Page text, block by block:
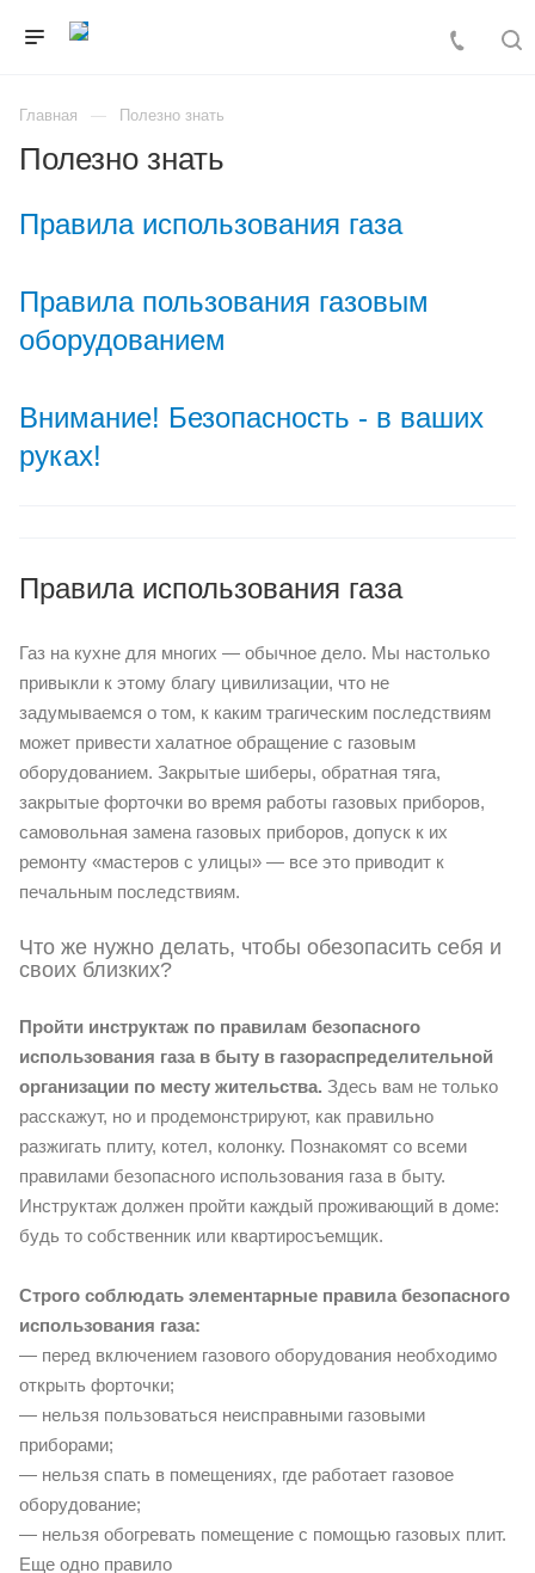
Главная Полезно знать
Полезно знать
Правила использования газа
Правила пользования газовым
оборудованием
Внимание! Безопасность - в ваших
руках!
Правила использования газа
Газ на кухне для многих — обычное дело. Мы настолько
привыкли к этому благу цивилизации, что не
задумываемся о том, к каким трагическим последствиям
может привести халатное обращение с газовым
оборудованием. Закрытые шиберы, обратная тяга,
закрытые форточки во время работы газовых приборов,
самовольная замена газовых приборов, допуск к их
ремонту «мастеров с улицы» — все это приводит к
печальным последствиям.
Что же нужно делать, чтобы обезопасить себя и
своих близких?
Пройти инструктаж по правилам безопасного
использования газа в быту в газораспределительной
организации по месту жительства. Здесь вам не только
расскажут, но и продемонстрируют, как правильно
разжигать плиту, котел, колонку. Познакомят со всеми
правилами безопасного использования газа в быту.
Инструктаж должен пройти каждый проживающий в доме:
будь то собственник или квартиросъемщик.
Строго соблюдать элементарные правила безопасного
использования газа:
— перед включением газового оборудования необходимо
открыть форточки;
— нельзя пользоваться неисправными газовыми
приборами;
— нельзя спать в помещениях, где работает газовое
оборудование;
— нельзя обогревать помещение с помощью газовых плит.
Еще одно правило